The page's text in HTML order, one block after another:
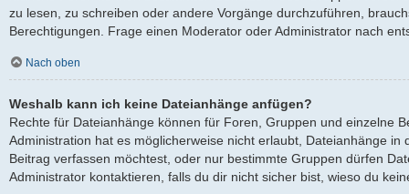
zu lesen, zu schreiben oder andere Vorgänge durchzuführen,
Berechtigungen. Frage einen Moderator oder Administrator nach
Nach oben
Weshalb kann ich keine Dateianhänge anfügen?
Rechte für Dateianhänge können für Foren, Gruppen und einzelne
Administration hat es möglicherweise nicht erlaubt, Dateianhänge
Beitrag verfassen möchtest, oder nur bestimmte Gruppen dürfen
Administrator kontaktieren, falls du dir nicht sicher bist, wieso du